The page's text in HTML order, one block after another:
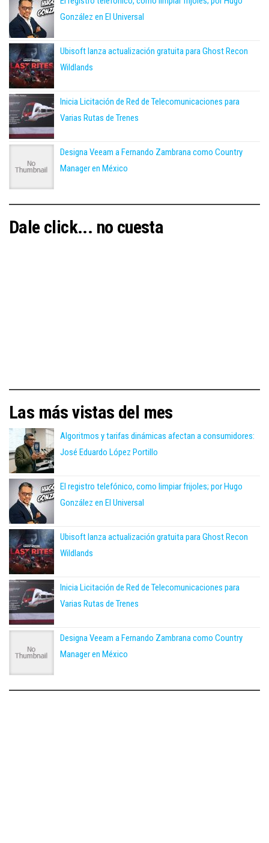
González en El Universal
Ubisoft lanza actualización gratuita para Ghost Recon
Wildlands
Inicia Licitación de Red de Telecomunicaciones para
Varias Rutas de Trenes
Designa Veeam a Fernando Zambrana como Country
Manager en México
Dale click... no cuesta
Las más vistas del mes
Algoritmos y tarifas dinámicas afectan a consumidores:
José Eduardo López Portillo
El registro telefónico, como limpiar frijoles; por Hugo
González en El Universal
Ubisoft lanza actualización gratuita para Ghost Recon
Wildlands
Inicia Licitación de Red de Telecomunicaciones para
Varias Rutas de Trenes
Designa Veeam a Fernando Zambrana como Country
Manager en México